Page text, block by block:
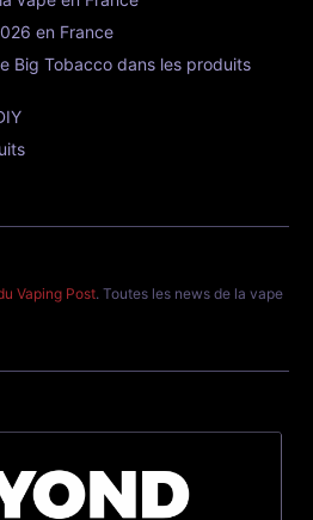
en France
Big Tobacco dans les produits
Vaping Post. Toutes les news de la vape